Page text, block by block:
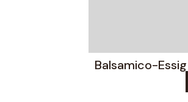
Balsamico-